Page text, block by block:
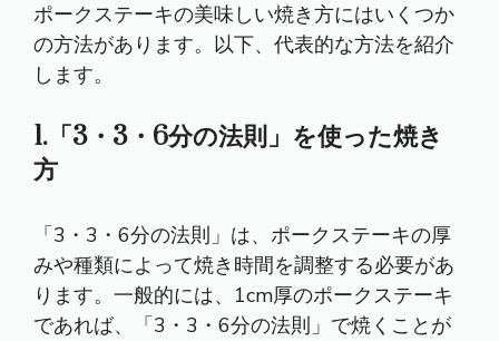
ポークステーキの美味しい焼き方にはいくつか
の方法があります。以下、代表的な方法を紹介
します。
1.「3・3・6分の法則」を使った焼き
方
「3・3・6分の法則」は、ポークステーキの厚
みや種類によって焼き時間を調整する必要があ
ります。一般的には、1cm厚のポークステーキ
であれば、「3・3・6分の法則」で焼くことが